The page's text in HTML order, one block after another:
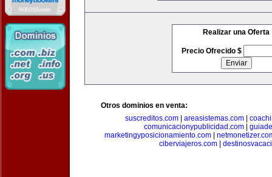
Realizar una Oferta
Precio Ofrecido $
Otros dominios en venta:
suscreditos.com
areasistemas.com
comunicacionypublicidad.com
marketingyposicionamiento.com|
ciberviajeros.com|